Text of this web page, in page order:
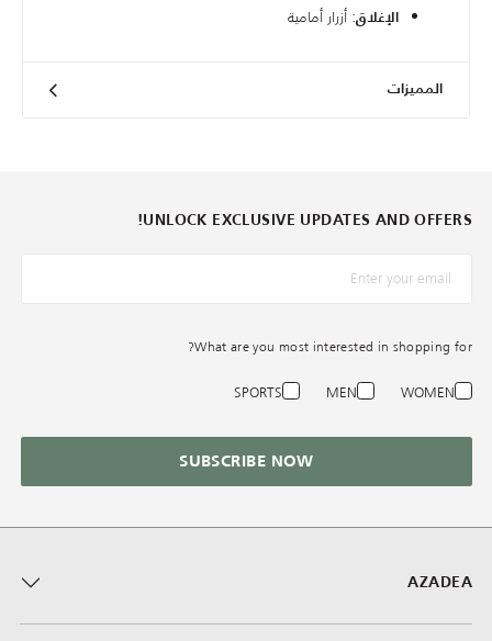
الإغلاق: أزرار أمامية
المميزات
AZADEA
UNLOCK EXCLUSIVE UPDATES AND OFFERS!
*البريد الإلكترونيّ
What are you most interested in shopping for?
WOMEN
MEN
SPORTS
SUBSCRIBE NOW